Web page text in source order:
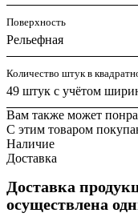
Поверхность
Рельефная
Количество штук в
49 штук с учётом
Вам также может
С этим товаром
Наличие
Доставка
Доставка
осуществлена